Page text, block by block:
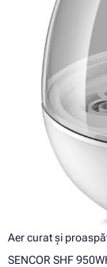
Aer curat și
SENCOR SHF